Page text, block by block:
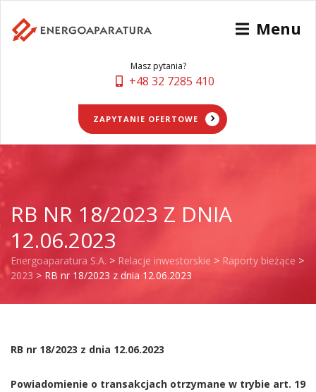
Menu
Masz pytania?
+48 32 7285 410
ZAPYTANIE OFERTOWE
RB NR 18/2023 Z DNIA
12.06.2023
Energoaparatura S.A. > Relacje inwestorskie > Raporty bieżące >
2023 > RB nr 18/2023 z dnia 12.06.2023
RB nr 18/2023 z dnia 12.06.2023
Powiadomienie o transakcjach otrzymane w trybie art. 19